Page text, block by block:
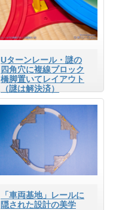
Uターンレール・謎の
四角穴に複線ブロック
橋脚置いてレイアウト
（謎は解決済）
「車両基地」レールに
隠された設計の美学